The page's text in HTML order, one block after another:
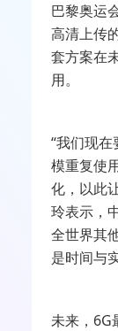
巴黎奥运
高清上传
套方案在
用。
“我们现
模重复使
化，以此
玲表示，
全世界其
是时间与
未来， 6G